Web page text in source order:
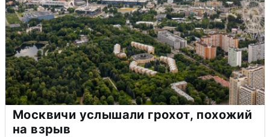
Москвичи услышали грохот, похожий
на взрыв